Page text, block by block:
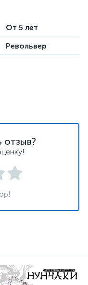
От 5 лет
Револьвер
отзыв?